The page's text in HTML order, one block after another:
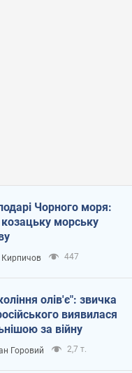
Чорного моря:
морську
Кирпичов 447
олів'є": звичка
виявилася
за війну
Горовий 2,7 т.